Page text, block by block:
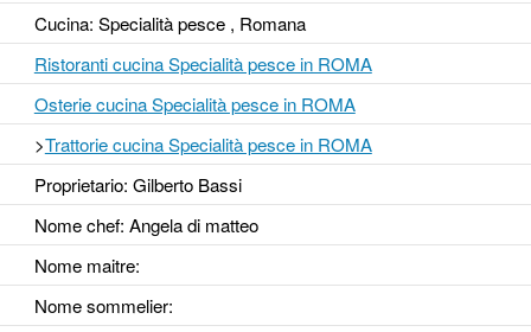
Cucina: Specialità pesce , Romana
Ristoranti cucina Specialità pesce in ROMA
Osterie cucina Specialità pesce in ROMA
>Trattorie cucina Specialità pesce in ROMA
Proprietario: Gilberto Bassi
Nome chef: Angela di matteo
Nome maitre:
Nome sommelier: